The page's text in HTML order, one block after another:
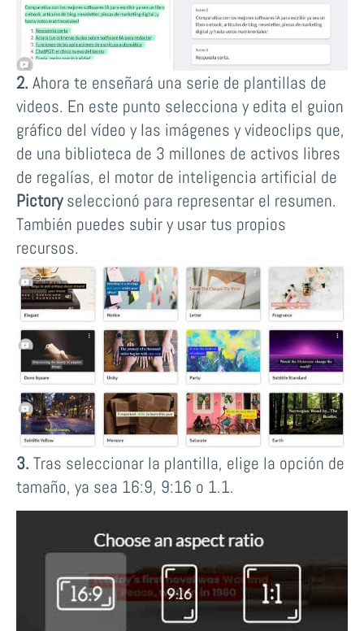
2. Ahora te enseñará una serie de plantillas de
videos. En este punto selecciona y edita el guion
gráfico del vídeo y las imágenes y videoclips que,
de una biblioteca de 3 millones de activos libres
de regalías, el motor de inteligencia artificial de
Pictoryseleccionó para representar el resumen.
También puedes subir y usar tus propios
recursos.
3. Tras seleccionar la plantilla, elige la opción de
tamaño, ya sea 16:9, 9:16 o 1.1.